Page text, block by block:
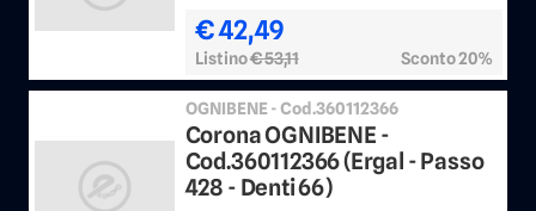
€ 42,49
Listino€ 53,11 Sconto 20%
OGNIBENE - Cod.360112366
Corona OGNIBENE -
Cod.360112366 (Ergal - Passo
428 - Denti 66)